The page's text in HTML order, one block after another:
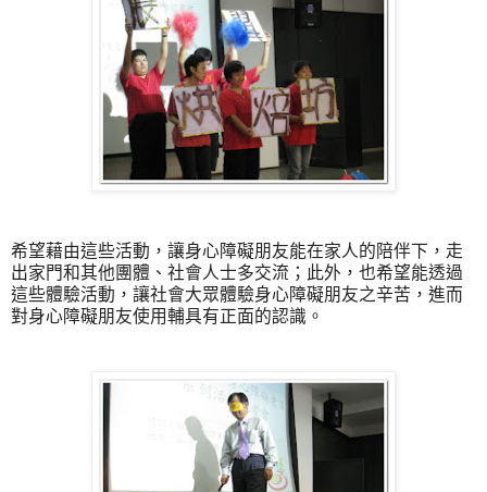
希望藉由這些活動，讓身心障礙朋友能在家人的陪伴下，走
出家門和其他團體、社會人士多交流；此外，也希望能透過
這些體驗活動，讓社會大眾體驗身心障礙朋友之辛苦，進而
對身心障礙朋友使用輔具有正面的認識。